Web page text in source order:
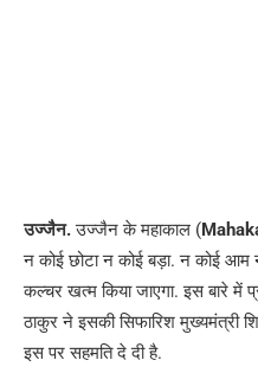
उज्जैन.उज्जैन के महाकाल (
न कोई छोटा न कोई बड़ा. न कोई आम
कल्चर खत्म किया जाएगा. इस बारे में
ठाकुर ने इसकी सिफारिश मुख्यमंत्री
इस पर सहमति दे दी है.